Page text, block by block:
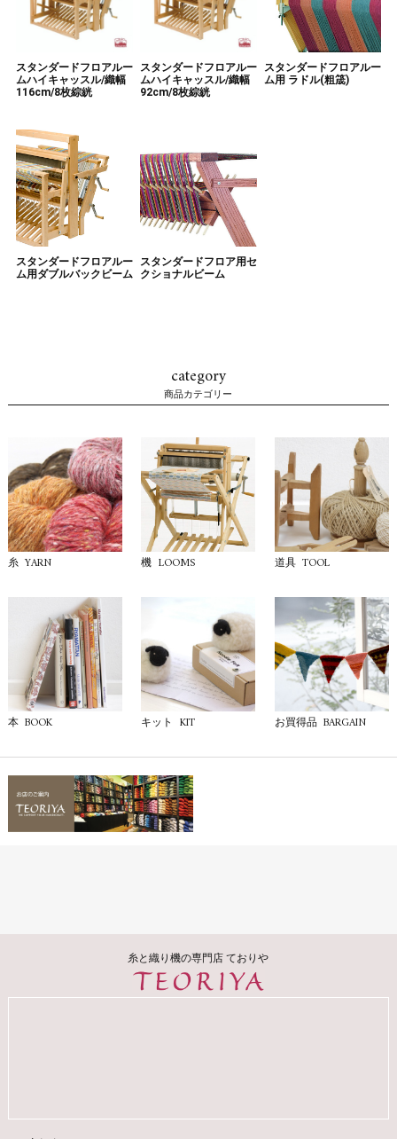
スタンダードフロアルー
ムハイキャッスル/織幅
116cm/8枚綜絖
スタンダードフロアルー
ムハイキャッスル/織幅
92cm/8枚綜絖
スタンダードフロアルー
ム用 ラドル(粗筬)
スタンダードフロアルー
ム用ダブルバックビーム
スタンダードフロア用セ
クショナルビーム
category
商品カテゴリー
糸 YARN 機 LOOMS 道具 TOOL
本 BOOK キット KIT お買得品 BARGAIN
糸と織り機の専門店 ておりや